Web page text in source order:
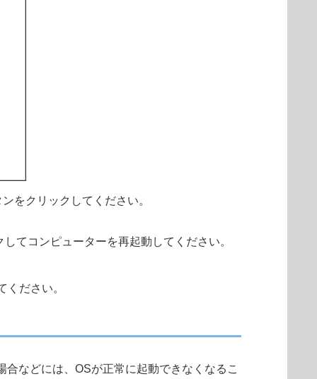
をクリックしてください。
てコンピューターを再起動してください。
ださい。
などには、OSが正常に起動できなくなるこ